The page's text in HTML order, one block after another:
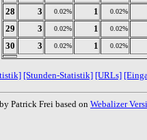
28 3 0.02% 1 0.02%
29 3 0.02% 1 0.02%
30 3 0.02% 1 0.02%
[Stunden-Statistik] [URLs]
by Patrick Frei based on Webalizer